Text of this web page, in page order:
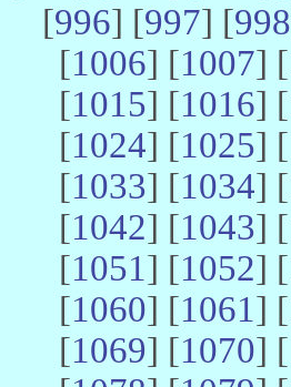
[996] [997] [998
[1006] [1007] [
[1015] [1016] [
[1024] [1025] [
[1033] [1034] [
[1042] [1043] [
[1051] [1052] [
[1060] [1061] [
[1069] [1070] [